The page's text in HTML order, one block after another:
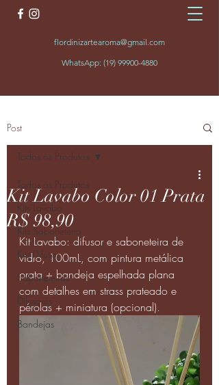
flordinizartearoma@gmail.com
WhatsApp: (19) 99900-4880
Post
Todos os Produtos
Kits Lavabo
Kits Saboneteira
Kits Difusor
Saboneteiras
Difusores
Bandejas
Todos os Produtos
Kit Lavabo Color 01 Prata
R$ 98,90
Kit Lavabo: difusor e saboneteira de
vidro, 100mL, com pintura metálica
prata + bandeja espelhada plana
com detalhes em strass prateado e
pérolas + miniatura (opcional).